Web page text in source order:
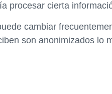
procesar cierta
cambiar
son anonimizados lo